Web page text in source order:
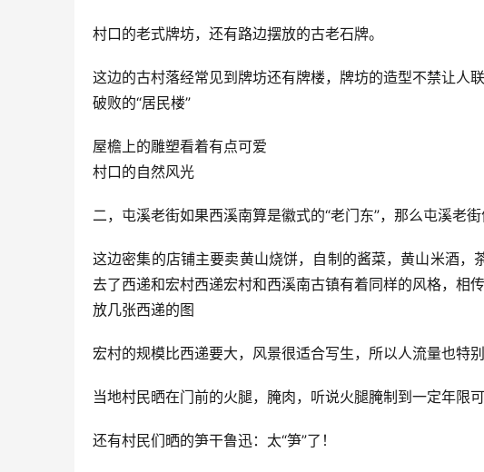
村口的老式牌坊，还有路边摆放的古老石牌。
这边的古村落经常见到牌坊还有牌楼，牌坊的造型不禁让人
破败的“居民楼”
屋檐上的雕塑看着有点可爱
村口的自然风光
二，屯溪老街如果西溪南算是徽式的“老门东”，那么屯溪老
这边密集的店铺主要卖黄山烧饼，自制的酱菜，黄山米酒
去了西递和宏村西递宏村和西溪南古镇有着同样的风格，相
放几张西递的图
宏村的规模比西递要大，风景很适合写生，所以人流量也特
当地村民晒在门前的火腿，腌肉，听说火腿腌制到一定年限可
还有村民们晒的笋干鲁迅：太“笋”了！